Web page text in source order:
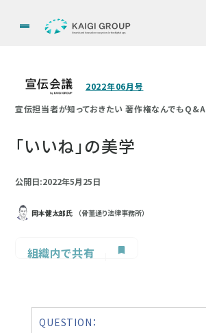
2022年06月号
宣伝担当者が知っておきたい 著作権なんでもQ&A
「いいね」の美学
公開日:2022年5月25日
岡本健太郎氏 （骨董通り法律事務所）
組織内で共有
QUESTION：